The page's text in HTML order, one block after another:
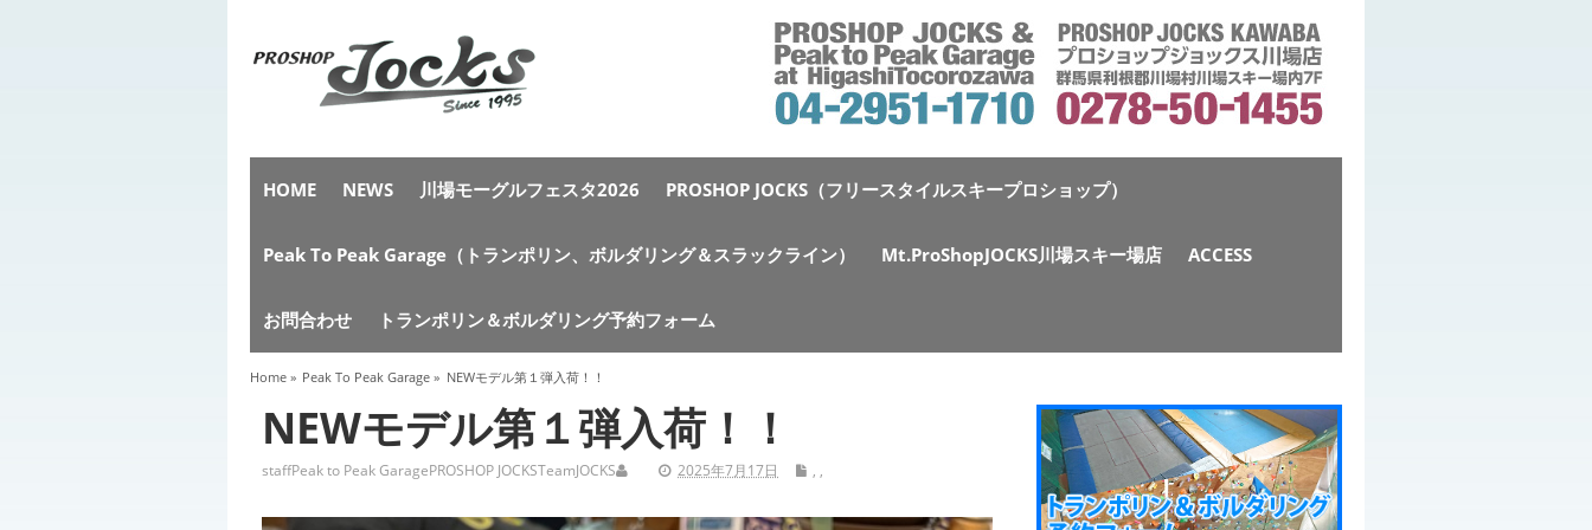
HOME NEWS 川場モーグルフェスタ2026 PROSHOP JOCKS（フリースタイルスキープロショップ）
Peak To Peak Garage（トランポリン、ボルダリング＆スラックライン） Mt.ProShopJOCKS川場スキー場店 ACCESS
お問合わせ トランポリン＆ボルダリング予約フォーム
Home » Peak To Peak Garage » NEWモデル第１弾入荷！！
NEWモデル第１弾入荷！！
staff 2025年7月17日
Peak to Peak Garage ,
PROSHOP JOCKS ,
TeamJOCKS